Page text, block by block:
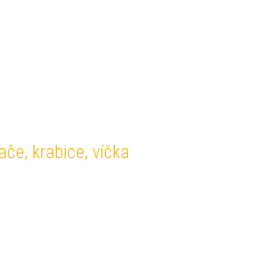
krabice, víčka